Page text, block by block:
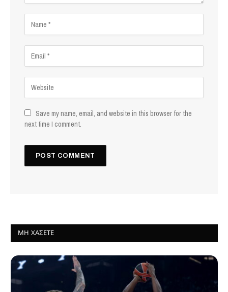
Save my name, email, and website in this browser for the
next time I comment.
ΜΗ ΧΆΣΕΤΕ